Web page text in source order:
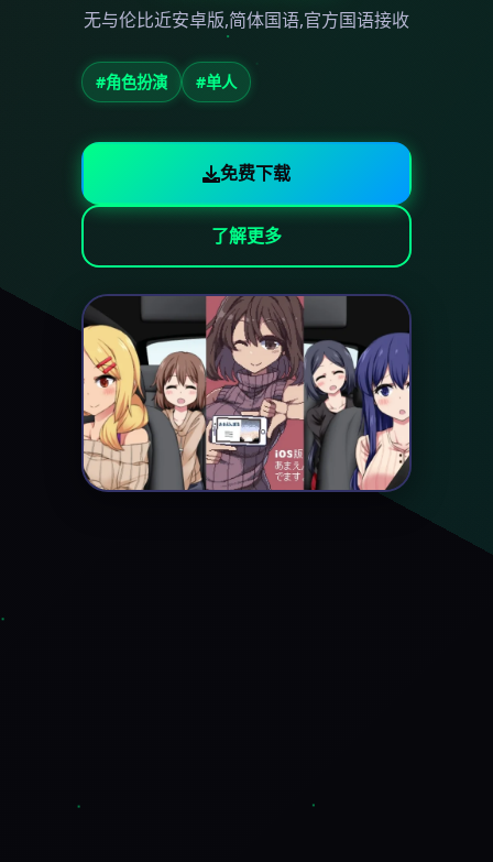
无与伦比近安卓版,简体国语,官方国语接收
#角色扮演 #单人
免费下载
了解更多